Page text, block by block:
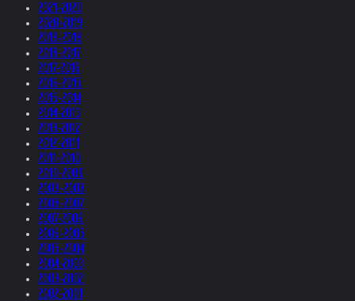
2021-2020
2020-2019
2019-2018
2018-2017
2017-2016
2016-2015
2015-2014
2014-2013
2013-2012
2012-2011
2011-2010
2010-2009
2009-2008
2008-2007
2007-2006
2006-2005
2005-2004
2004-2003
2003-2002
2002-2001